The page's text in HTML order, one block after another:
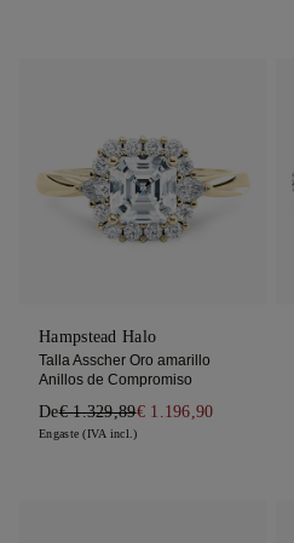
Hampstead Halo
Talla Asscher Oro amarillo
Anillos de Compromiso
De€ 1.329,89€ 1.196,90
Engaste (IVA incl.)